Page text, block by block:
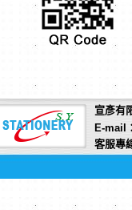
宣彥有
E-mail
客服專